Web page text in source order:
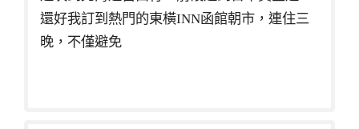
還好我訂到熱門的東橫INN函館朝市，連住三
晚，不僅避免